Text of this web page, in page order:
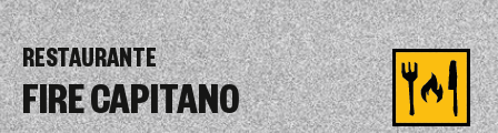
RESTAURANTE
FIRE CAPITANO